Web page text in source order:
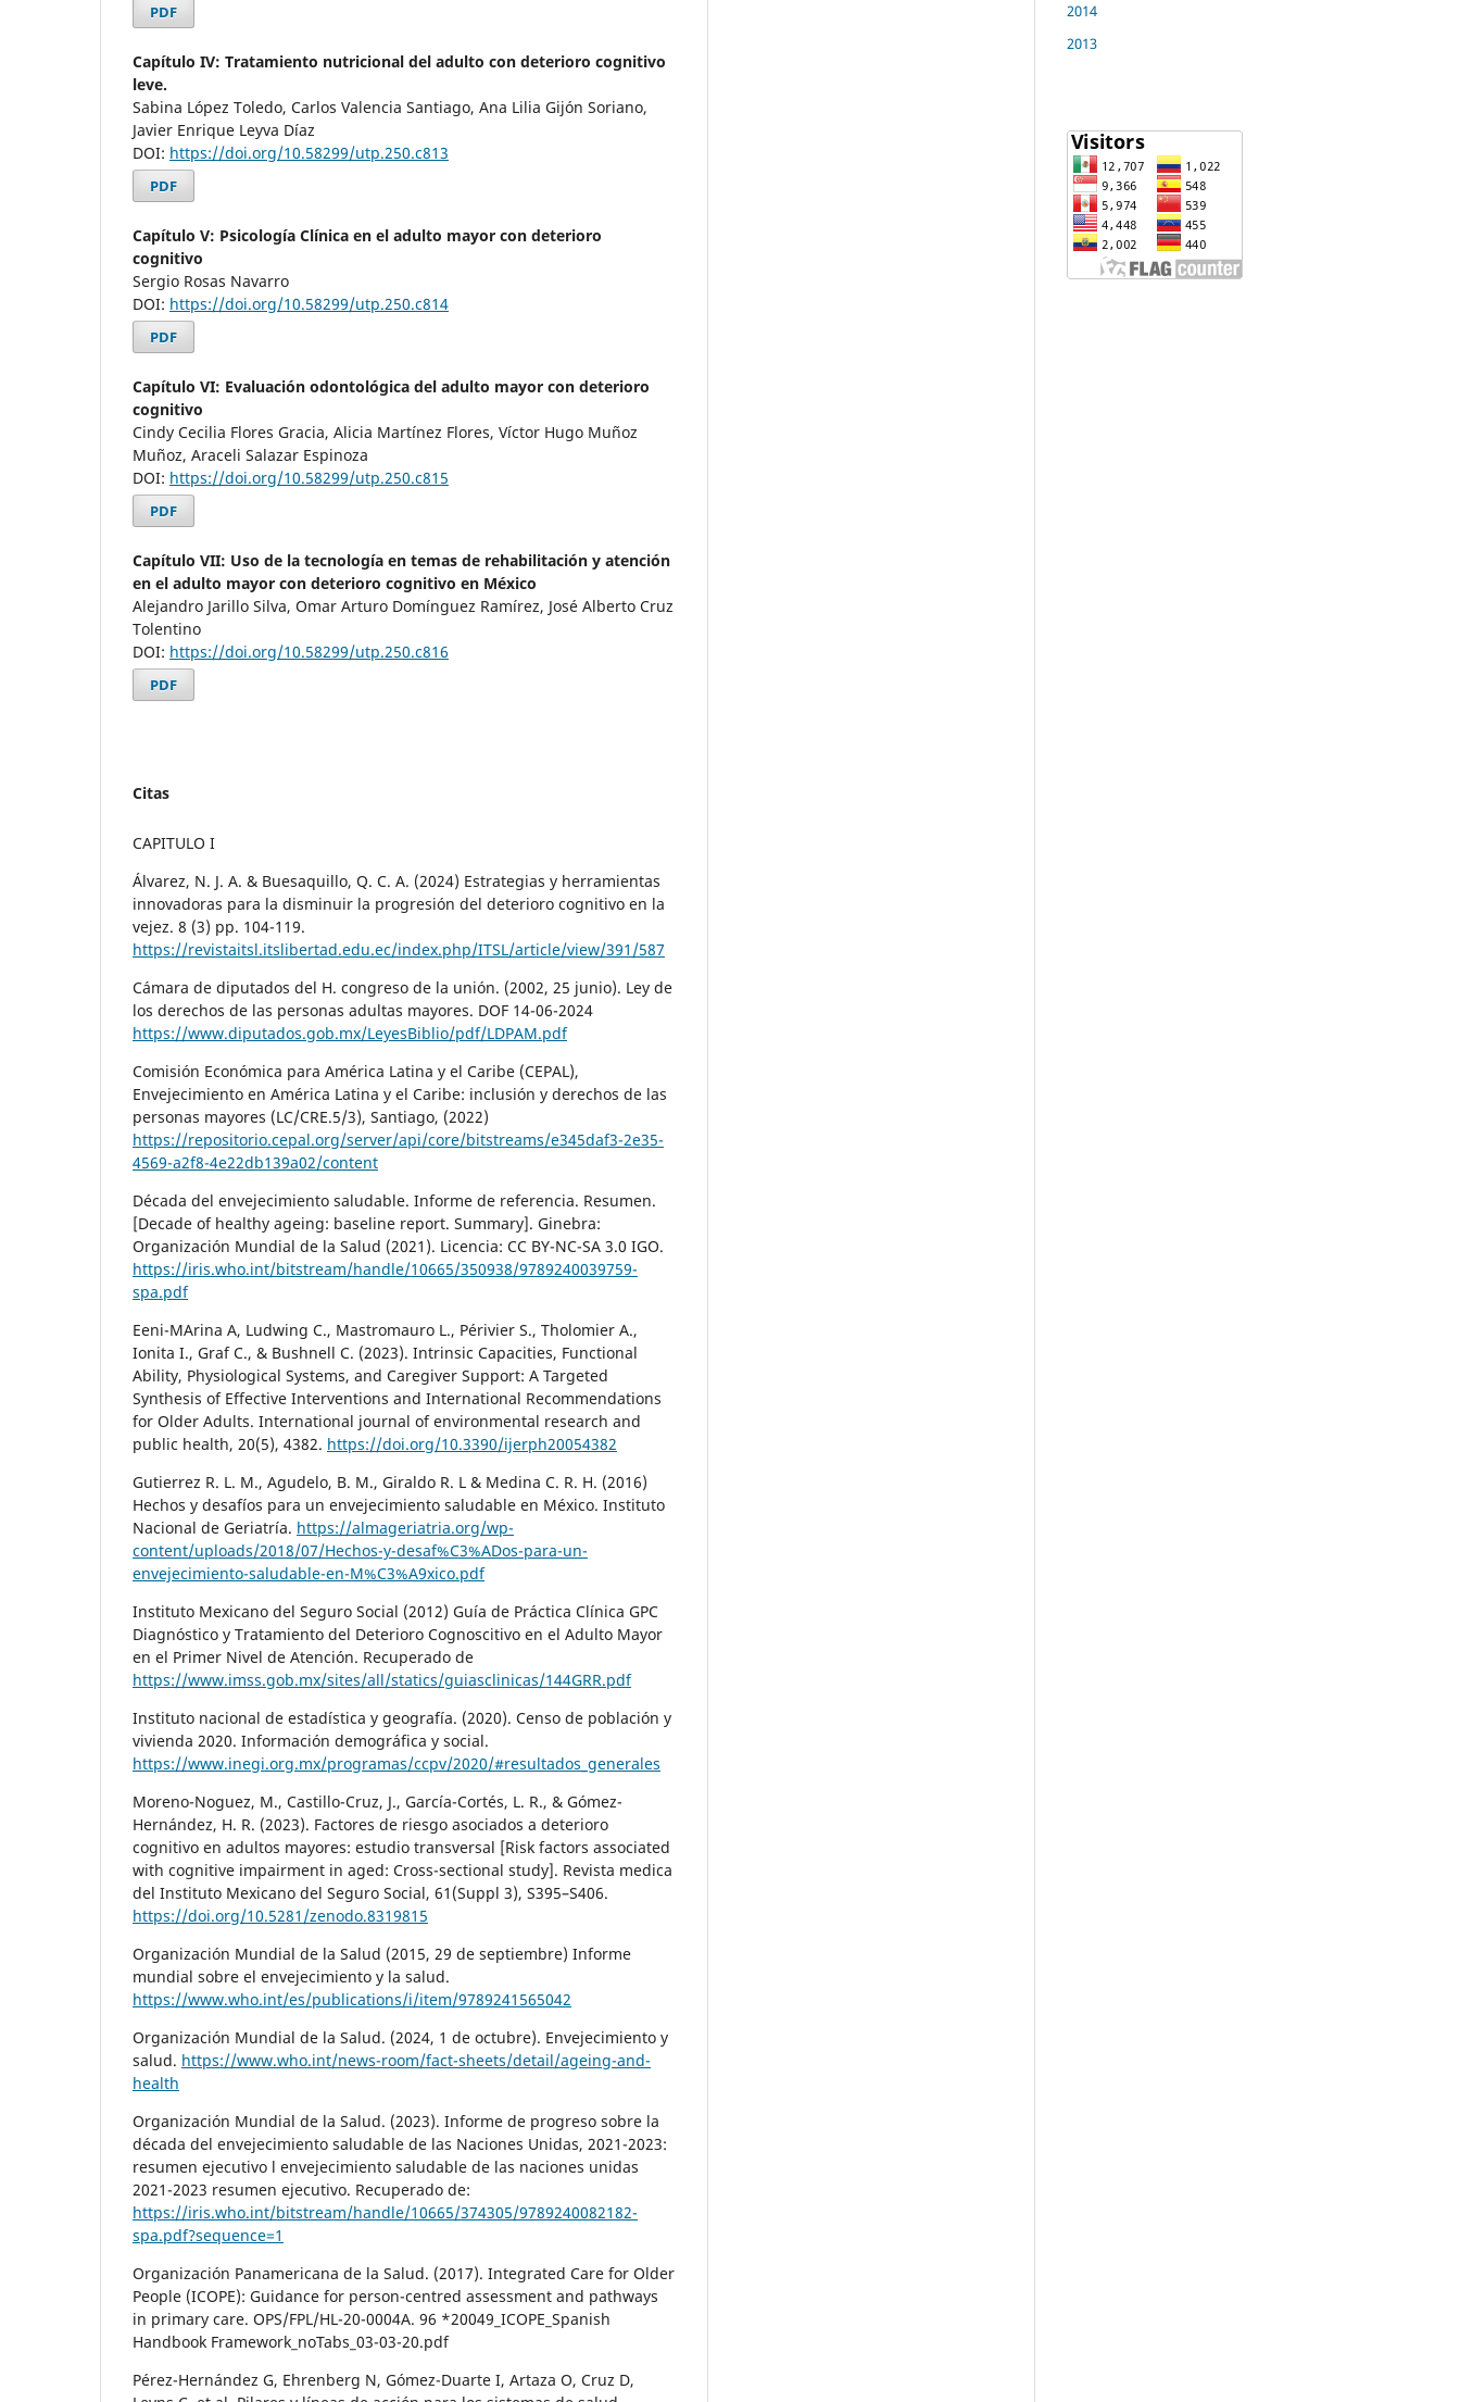
PDF
Capítulo IV: Tratamiento nutricional del adulto con deterioro cognitivo
leve.
Sabina López Toledo, Carlos Valencia Santiago, Ana Lilia Gijón Soriano,
Javier Enrique Leyva Díaz
DOI: https://doi.org/10.58299/utp.250.c813
PDF
Capítulo V: Psicología Clínica en el adulto mayor con deterioro
cognitivo
Sergio Rosas Navarro
DOI: https://doi.org/10.58299/utp.250.c814
PDF
Capítulo VI: Evaluación odontológica del adulto mayor con deterioro
cognitivo
Cindy Cecilia Flores Gracia, Alicia Martínez Flores, Víctor Hugo Muñoz
Muñoz, Araceli Salazar Espinoza
DOI: https://doi.org/10.58299/utp.250.c815
PDF
Capítulo VII: Uso de la tecnología en temas de rehabilitación y atención
en el adulto mayor con deterioro cognitivo en México
Alejandro Jarillo Silva, Omar Arturo Domínguez Ramírez, José Alberto Cruz
Tolentino
DOI: https://doi.org/10.58299/utp.250.c816
PDF
Citas
CAPITULO I
Álvarez, N. J. A. & Buesaquillo, Q. C. A. (2024) Estrategias y herramientas
innovadoras para la disminuir la progresión del deterioro cognitivo en la
vejez. 8 (3) pp. 104-119.
https://revistaitsl.itslibertad.edu.ec/index.php/ITSL/article/view/391/587
Cámara de diputados del H. congreso de la unión. (2002, 25 junio). Ley de
los derechos de las personas adultas mayores. DOF 14-06-2024
https://www.diputados.gob.mx/LeyesBiblio/pdf/LDPAM.pdf
Comisión Económica para América Latina y el Caribe (CEPAL),
Envejecimiento en América Latina y el Caribe: inclusión y derechos de las
personas mayores (LC/CRE.5/3), Santiago, (2022)
https://repositorio.cepal.org/server/api/core/bitstreams/e345daf3-2e35-
4569-a2f8-4e22db139a02/content
Década del envejecimiento saludable. Informe de referencia. Resumen.
[Decade of healthy ageing: baseline report. Summary]. Ginebra:
Organización Mundial de la Salud (2021). Licencia: CC BY-NC-SA 3.0 IGO.
https://iris.who.int/bitstream/handle/10665/350938/9789240039759-
spa.pdf
Eeni-MArina A, Ludwing C., Mastromauro L., Périvier S., Tholomier A.,
Ionita I., Graf C., & Bushnell C. (2023). Intrinsic Capacities, Functional
Ability, Physiological Systems, and Caregiver Support: A Targeted
Synthesis of Effective Interventions and International Recommendations
for Older Adults. International journal of environmental research and
public health, 20(5), 4382. https://doi.org/10.3390/ijerph20054382
Gutierrez R. L. M., Agudelo, B. M., Giraldo R. L & Medina C. R. H. (2016)
Hechos y desafíos para un envejecimiento saludable en México. Instituto
Nacional de Geriatría. https://almageriatria.org/wp-
content/uploads/2018/07/Hechos-y-desaf%C3%ADos-para-un-
envejecimiento-saludable-en-M%C3%A9xico.pdf
Instituto Mexicano del Seguro Social (2012) Guía de Práctica Clínica GPC
Diagnóstico y Tratamiento del Deterioro Cognoscitivo en el Adulto Mayor
en el Primer Nivel de Atención. Recuperado de
https://www.imss.gob.mx/sites/all/statics/guiasclinicas/144GRR.pdf
Instituto nacional de estadística y geografía. (2020). Censo de población y
vivienda 2020. Información demográfica y social.
https://www.inegi.org.mx/programas/ccpv/2020/#resultados_generales
Moreno-Noguez, M., Castillo-Cruz, J., García-Cortés, L. R., & Gómez-
Hernández, H. R. (2023). Factores de riesgo asociados a deterioro
cognitivo en adultos mayores: estudio transversal [Risk factors associated
with cognitive impairment in aged: Cross-sectional study]. Revista medica
del Instituto Mexicano del Seguro Social, 61(Suppl 3), S395–S406.
https://doi.org/10.5281/zenodo.8319815
Organización Mundial de la Salud (2015, 29 de septiembre) Informe
mundial sobre el envejecimiento y la salud.
https://www.who.int/es/publications/i/item/9789241565042
Organización Mundial de la Salud. (2024, 1 de octubre). Envejecimiento y
salud. https://www.who.int/news-room/fact-sheets/detail/ageing-and-
health
Organización Mundial de la Salud. (2023). Informe de progreso sobre la
década del envejecimiento saludable de las Naciones Unidas, 2021-2023:
resumen ejecutivo l envejecimiento saludable de las naciones unidas
2021-2023 resumen ejecutivo. Recuperado de:
https://iris.who.int/bitstream/handle/10665/374305/9789240082182-
spa.pdf?sequence=1
Organización Panamericana de la Salud. (2017). Integrated Care for Older
People (ICOPE): Guidance for person-centred assessment and pathways
in primary care. OPS/FPL/HL-20-0004A. 96 *20049_ICOPE_Spanish
Handbook Framework_noTabs_03-03-20.pdf
Pérez-Hernández G, Ehrenberg N, Gómez-Duarte I, Artaza O, Cruz D,
2014
2013